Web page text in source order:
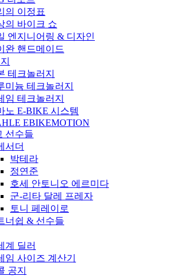
의 이정표
의 바이크 쇼
엔지니어링 & 디자인
완 핸드메이드
테크놀러지
미늄 테크놀러지
임 테크놀러지
노 E-BIKE 시스템
EBIKEMOTION
선수들
서더
박테라
정연준
호세 안토니오 에르미다
군-리타 달레 프레자
토니 페레이로
너쉽 & 선수들
계 딜러
임 사이즈 계산기
공지